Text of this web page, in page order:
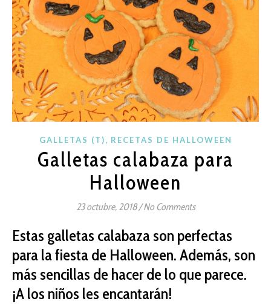
GALLETAS (T), RECETAS DE HALLOWEEN
Galletas calabaza para
Halloween
23 octubre, 2018/No Comments
Estas galletas calabaza son perfectas
para la fiesta de Halloween. Además, son
más sencillas de hacer de lo que parece.
¡A los niños les encantarán!